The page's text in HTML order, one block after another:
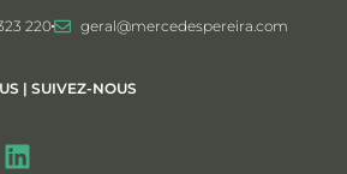
220 geral@mercedespereira.com
| SUIVEZ-NOUS